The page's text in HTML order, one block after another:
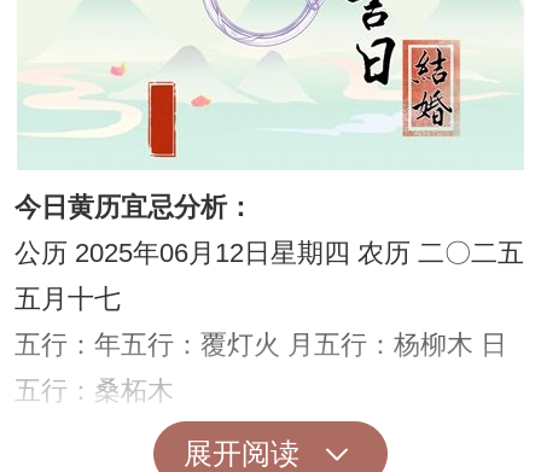
今日黄历宜忌分析：
公历 2025年06月12日星期四 农历 二〇二五
五月十七
五行：年五行：覆灯火 月五行：杨柳木 日
五行：桑柘木
四柱八字：年柱：乙巳 月柱：壬午 日柱：
展开阅读